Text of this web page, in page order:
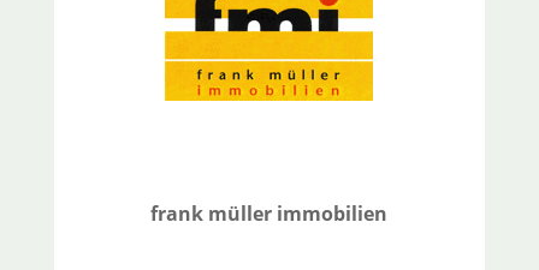
frank müller immobilien